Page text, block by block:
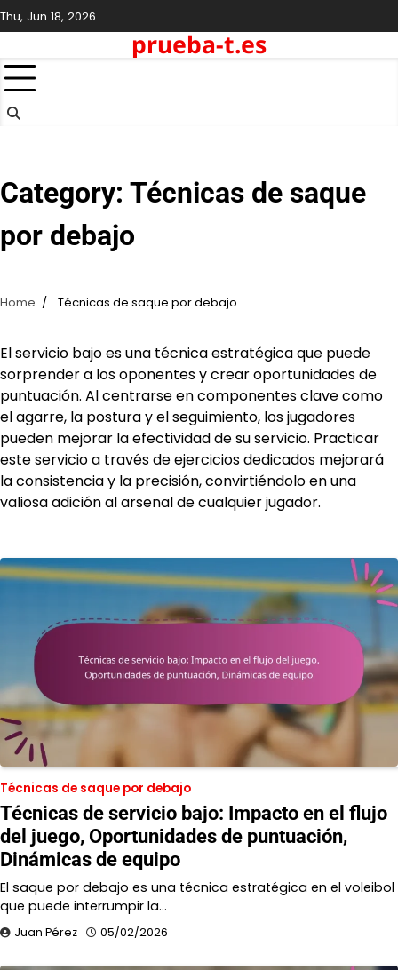
Skip
to
Thu, Jun 18, 2026
prueba-t.es
Category: Técnicas de saque
por debajo
Home Técnicas de saque por debajo
El servicio bajo es una técnica estratégica que puede
sorprender a los oponentes y crear oportunidades de
puntuación. Al centrarse en componentes clave como
el agarre, la postura y el seguimiento, los jugadores
pueden mejorar la efectividad de su servicio. Practicar
este servicio a través de ejercicios dedicados mejorará
la consistencia y la precisión, convirtiéndolo en una
valiosa adición al arsenal de cualquier jugador.
Técnicas de saque por debajo
Técnicas de servicio bajo: Impacto en el flujo
del juego, Oportunidades de puntuación,
Dinámicas de equipo
El saque por debajo es una técnica estratégica en el voleibol
que puede interrumpir la…
Juan Pérez 05/02/2026